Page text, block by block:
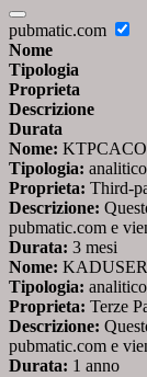
pubmatic.com
Nome
Tipologia
Proprieta
Descrizione
Durata
Nome:
Tipologia: analitico
Proprieta: Third-
Descrizione:
pubmatic.com e
Durata: 3 mesi
Nome:
Tipologia: analitico
Proprieta: Terze
Descrizione:
pubmatic.com e
Durata: 1 anno